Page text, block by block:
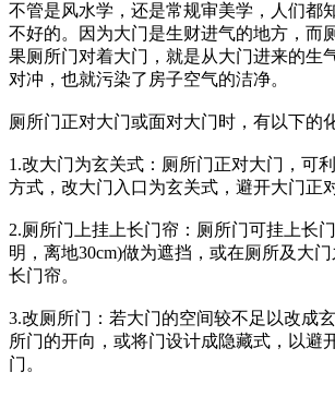
不管是风水学，还是常规审美学，人们都
不好的。因为大门是生财进气的地方，而
果厕所门对着大门，就是从大门进来的生
对冲，也就污染了房子空气的洁净。
厕所门正对大门或面对大门时，有以下的
1.改大门为玄关式：厕所门正对大门，可
方式，改大门入口为玄关式，避开大门正
2.厕所门上挂上长门帘：厕所门可挂上长
明，离地30cm)做为遮挡，或在厕所及大
长门帘。
3.改厕所门：若大门的空间较不足以改成
所门的开向，或将门设计成隐藏式，以避
门。